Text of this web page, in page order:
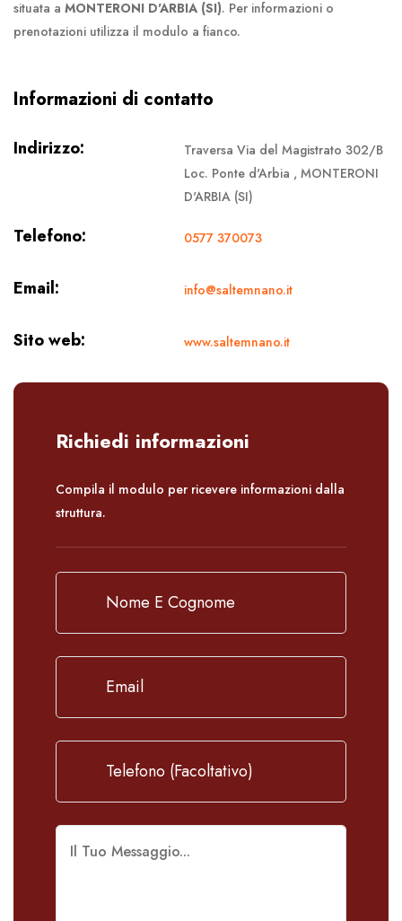
situata a MONTERONI D'ARBIA (SI). Per informazioni o
prenotazioni utilizza il modulo a fianco.
Informazioni di contatto
Indirizzo:
Traversa Via del Magistrato 302/B
Loc. Ponte d'Arbia , MONTERONI
D'ARBIA (SI)
Telefono: 0577 370073
Email: info@saltemnano.it
Sito web: www.saltemnano.it
Richiedi informazioni
Compila il modulo per ricevere informazioni dalla
struttura.